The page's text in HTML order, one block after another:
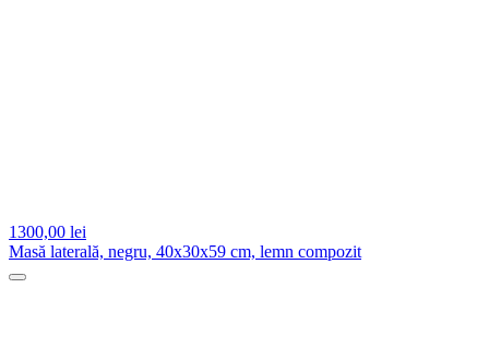
1300,00 lei
Masă laterală, negru, 40x30x59 cm, lemn compozit